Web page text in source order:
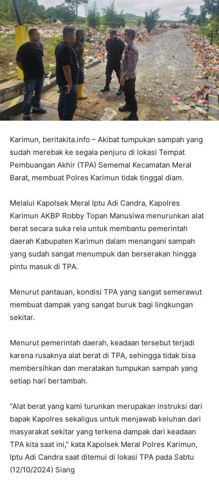
Karimun, beritakita.info – Akibat tumpukan sampah yang
sudah merebak ke segala penjuru di lokasi Tempat
Pembuangan Akhir (TPA) Sememal Kecamatan Meral
Barat, membuat Polres Karimun tidak tinggal diam.
Melalui Kapolsek Meral Iptu Adi Candra, Kapolres
Karimun AKBP Robby Topan Manusiwa menurunkan alat
berat secara suka rela untuk membantu pemerintah
daerah Kabupaten Karimun dalam menangani sampah
yang sudah sangat menumpuk dan berserakan hingga
pintu masuk di TPA.
Menurut pantauan, kondisi TPA yang sangat semerawut
membuat dampak yang sangat buruk bagi lingkungan
sekitar.
Menurut pemerintah daerah, keadaan tersebut terjadi
karena rusaknya alat berat di TPA, sehingga tidak bisa
membersihkan dan meratakan tumpukan sampah yang
setiap hari bertambah.
“Alat berat yang kami turunkan merupakan instruksi dari
bapak Kapolres sekaligus untuk menjawab keluhan dari
masyarakat sekitar yang terkena dampak dari keadaan
TPA kita saat ini,” kata Kapolsek Meral Polres Karimun,
Iptu Adi Candra saat ditemui di lokasi TPA pada Sabtu
(12/10/2024) Siang